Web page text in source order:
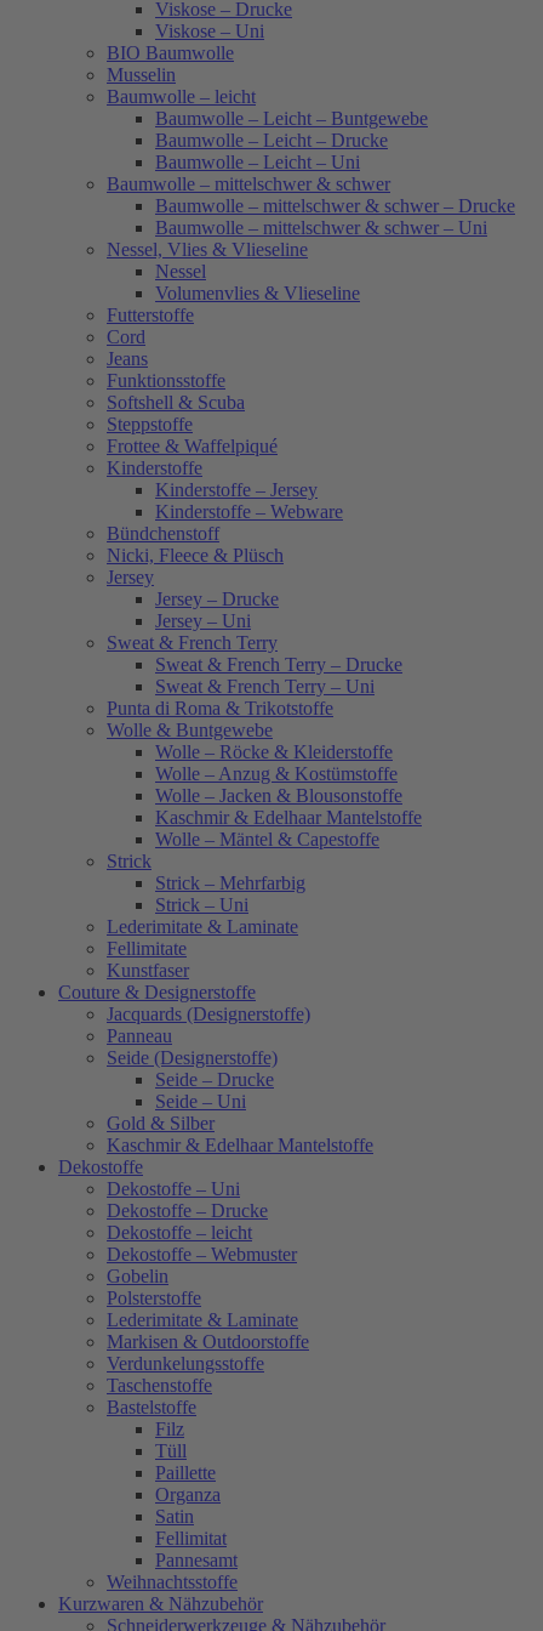
Viskose – Drucke
Viskose – Uni
BIO Baumwolle
Musselin
Baumwolle – leicht
Baumwolle – Leicht – Buntgewebe
Baumwolle – Leicht – Drucke
Baumwolle – Leicht – Uni
Baumwolle – mittelschwer & schwer
Baumwolle – mittelschwer & schwer – Drucke
Baumwolle – mittelschwer & schwer – Uni
Nessel, Vlies & Vlieseline
Nessel
Volumenvlies & Vlieseline
Futterstoffe
Cord
Jeans
Funktionsstoffe
Softshell & Scuba
Steppstoffe
Frottee & Waffelpiqué
Kinderstoffe
Kinderstoffe – Jersey
Kinderstoffe – Webware
Bündchenstoff
Nicki, Fleece & Plüsch
Jersey
Jersey – Drucke
Jersey – Uni
Sweat & French Terry
Sweat & French Terry – Drucke
Sweat & French Terry – Uni
Punta di Roma & Trikotstoffe
Wolle & Buntgewebe
Wolle – Röcke & Kleiderstoffe
Wolle – Anzug & Kostümstoffe
Wolle – Jacken & Blousonstoffe
Kaschmir & Edelhaar Mantelstoffe
Wolle – Mäntel & Capestoffe
Strick
Strick – Mehrfarbig
Strick – Uni
Lederimitate & Laminate
Fellimitate
Kunstfaser
Couture & Designerstoffe
Jacquards (Designerstoffe)
Panneau
Seide (Designerstoffe)
Seide – Drucke
Seide – Uni
Gold & Silber
Kaschmir & Edelhaar Mantelstoffe
Dekostoffe
Dekostoffe – Uni
Dekostoffe – Drucke
Dekostoffe – leicht
Dekostoffe – Webmuster
Gobelin
Polsterstoffe
Lederimitate & Laminate
Markisen & Outdoorstoffe
Verdunkelungsstoffe
Taschenstoffe
Bastelstoffe
Filz
Tüll
Paillette
Organza
Satin
Fellimitat
Pannesamt
Weihnachtsstoffe
Kurzwaren & Nähzubehör
Schneiderwerkzeuge & Nähzubehör